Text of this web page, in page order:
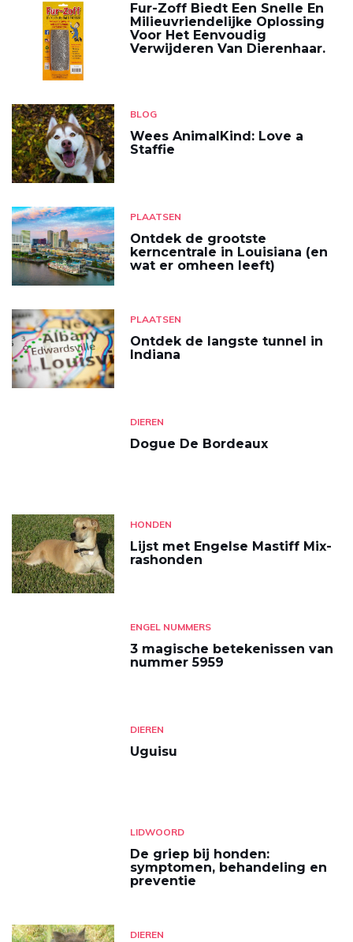
Fur-Zoff Biedt Een Snelle En
Milieuvriendelijke Oplossing
Voor Het Eenvoudig
Verwijderen Van Dierenhaar.
BLOG
Wees AnimalKind: Love a
Staffie
PLAATSEN
Ontdek de grootste
kerncentrale in Louisiana (en
wat er omheen leeft)
PLAATSEN
Ontdek de langste tunnel in
Indiana
DIEREN
Dogue De Bordeaux
HONDEN
Lijst met Engelse Mastiff Mix-
rashonden
ENGEL NUMMERS
3 magische betekenissen van
nummer 5959
DIEREN
Uguisu
LIDWOORD
De griep bij honden:
symptomen, behandeling en
preventie
DIEREN